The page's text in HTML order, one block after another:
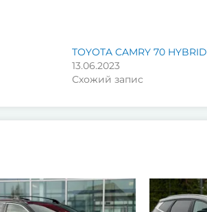
TOYOTA CAMRY 70 HYBRID
13.06.2023
Схожий запис